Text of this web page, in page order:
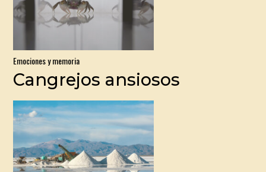
Emociones y memoria
Cangrejos ansiosos